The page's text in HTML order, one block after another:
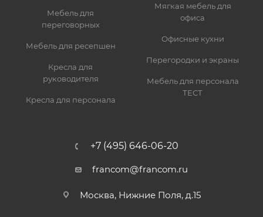
Мебель для
переговорных
Мебель для ресепшен
Кресла для
руководителя
Кресла для персонала
Мягкая мебель для
офиса
Офисные кухни
Перегородки и экраны
Мебель для персонала
ТЕСТ
+7 (495) 646-06-20
francom@francom.ru
Москва, Нижние Поля, д.15